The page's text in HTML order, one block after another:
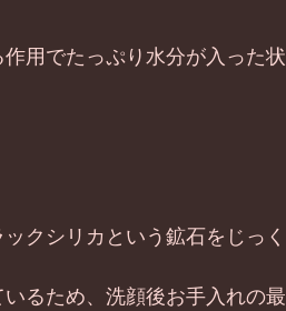
用でたっぷり水分が入った状
クシリカという鉱石をじっく
るため、洗顔後お手入れの最